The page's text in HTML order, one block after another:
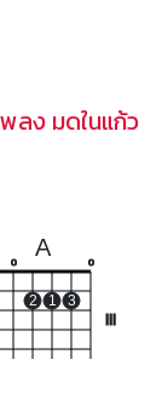
ลง มดในแก้ว
A
o
2 1 3
o